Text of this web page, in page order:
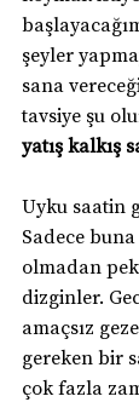
şeyler
sana
tavsiye şu
yatış kalkış
Uyku saatin
Sadece
olmadan
dizginler.
amaçsız
gereken bir
çok fazla